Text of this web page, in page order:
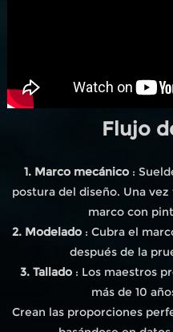
Flujo
1. Marco mecánico :
postura del diseño. Una
marco con
2. Modelado : Cubra el
después de la
3. Tallado: Los maestros
más de 10
Crean las proporciones